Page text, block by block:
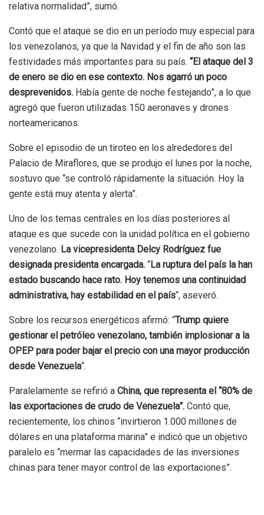
relativa normalidad”, sumó.
Contó que el ataque se dio en un período muy especial para
los venezolanos, ya que la Navidad y el fin de año son las
festividades más importantes para su país. “El ataque del 3
de enero se dio en ese contexto. Nos agarró un poco
desprevenidos. Había gente de noche festejando”, a lo que
agregó que fueron utilizadas 150 aeronaves y drones
norteamericanos.
Sobre el episodio de un tiroteo en los alrededores del
Palacio de Miraflores, que se produjo el lunes por la noche,
sostuvo que “se controló rápidamente la situación. Hoy la
gente está muy atenta y alerta”.
Uno de los temas centrales en los días posteriores al
ataque es que sucede con la unidad política en el gobierno
venezolano. La vicepresidenta Delcy Rodríguez fue
designada presidenta encargada. “La ruptura del país la han
estado buscando hace rato. Hoy tenemos una continuidad
administrativa, hay estabilidad en el país“, aseveró.
Sobre los recursos energéticos afirmó: “Trump quiere
gestionar el petróleo venezolano, también implosionar a la
OPEP para poder bajar el precio con una mayor producción
desde Venezuela“.
Paralelamente se refirió a China, que representa el “80% de
las exportaciones de crudo de Venezuela”. Contó que,
recientemente, los chinos “invirtieron 1.000 millones de
dólares en una plataforma marina” e indicó que un objetivo
paralelo es “mermar las capacidades de las inversiones
chinas para tener mayor control de las exportaciones”.